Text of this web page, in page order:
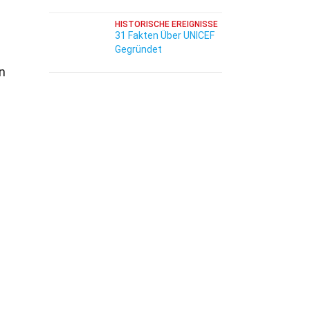
HISTORISCHE EREIGNISSE
31 Fakten Über UNICEF
Gegründet